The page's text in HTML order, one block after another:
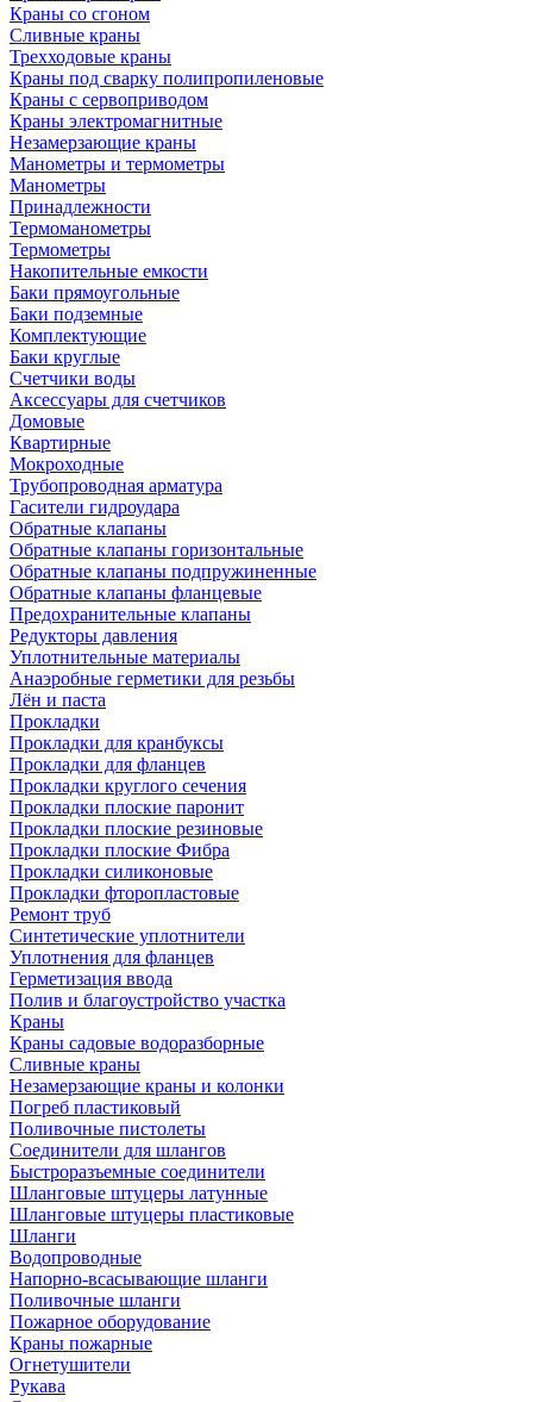
Краны со сгоном
Сливные краны
Трехходовые краны
Краны под сварку полипропиленовые
Краны с сервоприводом
Краны электромагнитные
Незамерзающие краны
Манометры и термометры
Манометры
Принадлежности
Термоманометры
Термометры
Накопительные емкости
Баки прямоугольные
Баки подземные
Комплектующие
Баки круглые
Счетчики воды
Аксессуары для счетчиков
Домовые
Квартирные
Мокроходные
Трубопроводная арматура
Гасители гидроудара
Обратные клапаны
Обратные клапаны горизонтальные
Обратные клапаны подпружиненные
Обратные клапаны фланцевые
Предохранительные клапаны
Редукторы давления
Уплотнительные материалы
Анаэробные герметики для резьбы
Лён и паста
Прокладки
Прокладки для кранбуксы
Прокладки для фланцев
Прокладки круглого сечения
Прокладки плоские паронит
Прокладки плоские резиновые
Прокладки плоские Фибра
Прокладки силиконовые
Прокладки фторопластовые
Ремонт труб
Синтетические уплотнители
Уплотнения для фланцев
Герметизация ввода
Полив и благоустройство участка
Краны
Краны садовые водоразборные
Сливные краны
Незамерзающие краны и колонки
Погреб пластиковый
Поливочные пистолеты
Соединители для шлангов
Быстроразъемные соединители
Шланговые штуцеры латунные
Шланговые штуцеры пластиковые
Шланги
Водопроводные
Напорно-всасывающие шланги
Поливочные шланги
Пожарное оборудование
Краны пожарные
Огнетушители
Рукава